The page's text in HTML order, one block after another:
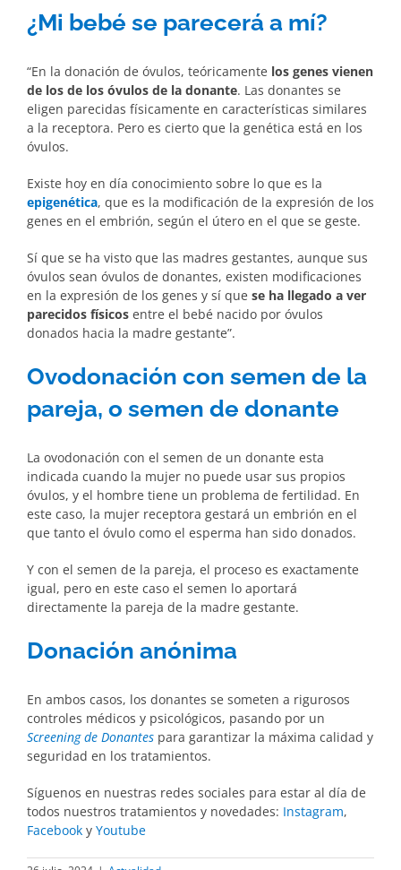
¿Mi bebé se parecerá a mí?
“En la donación de óvulos, teóricamente los genes vienen
de los de los óvulos de la donante. Las donantes se
eligen parecidas físicamente en características similares
a la receptora. Pero es cierto que la genética está en los
óvulos.
Existe hoy en día conocimiento sobre lo que es la
epigenética, que es la modificación de la expresión de los
genes en el embrión, según el útero en el que se geste.
Sí que se ha visto que las madres gestantes, aunque sus
óvulos sean óvulos de donantes, existen modificaciones
en la expresión de los genes y sí que se ha llegado a ver
parecidos físicos entre el bebé nacido por óvulos
donados hacia la madre gestante”.
Ovodonación con semen de la
pareja, o semen de donante
La ovodonación con el semen de un donante esta
indicada cuando la mujer no puede usar sus propios
óvulos, y el hombre tiene un problema de fertilidad. En
este caso, la mujer receptora gestará un embrión en el
que tanto el óvulo como el esperma han sido donados.
Y con el semen de la pareja, el proceso es exactamente
igual, pero en este caso el semen lo aportará
directamente la pareja de la madre gestante.
Donación anónima
En ambos casos, los donantes se someten a rigurosos
controles médicos y psicológicos, pasando por un
Screening de Donantes para garantizar la máxima calidad y
seguridad en los tratamientos.
Síguenos en nuestras redes sociales para estar al día de
todos nuestros tratamientos y novedades: Instagram,
Facebook y Youtube